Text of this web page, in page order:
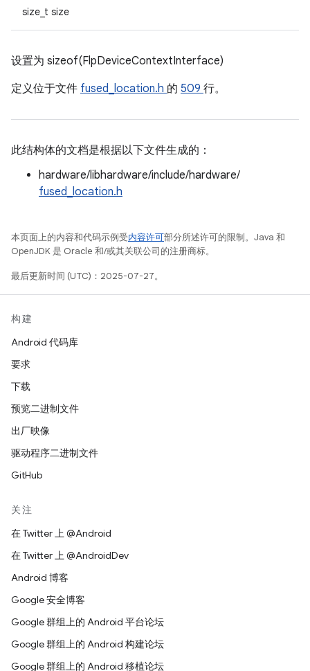
size_t size
设置为 sizeof(FlpDeviceContextInterface)
定义位于文件 fused_location.h 的 509 行。
此结构体的文档是根据以下文件生成的：
hardware/libhardware/include/hardware/
fused_location.h
本页面上的内容和代码示例受内容许可部分所述许可的限制。Java 和
OpenJDK 是 Oracle 和/或其关联公司的注册商标。
最后更新时间 (UTC)：2025-07-27。
构建
Android 代码库
要求
下载
预览二进制文件
出厂映像
驱动程序二进制文件
GitHub
关注
在 Twitter 上 @Android
在 Twitter 上 @AndroidDev
Android 博客
Google 安全博客
Google 群组上的 Android 平台论坛
Google 群组上的 Android 构建论坛
Google 群组上的 Android 移植论坛